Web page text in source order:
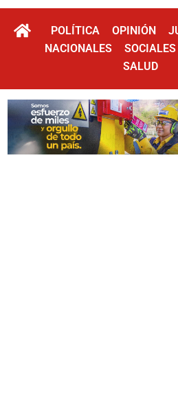
POLÍTICA OPINIÓN
NACIONALES
SALUD